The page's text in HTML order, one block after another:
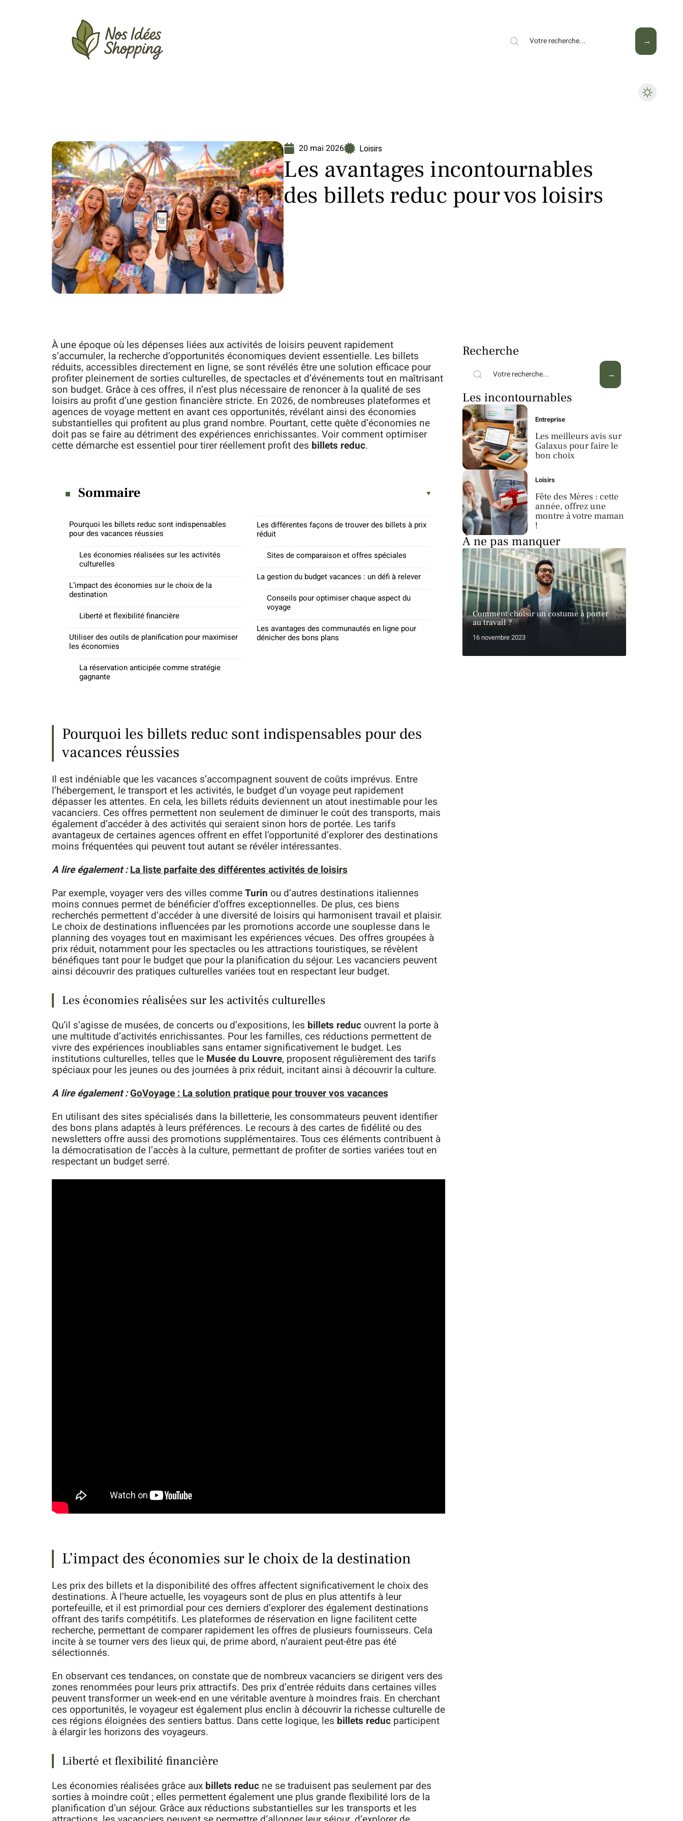
20 mai 2026 Loisirs
Les avantages incontournables
des billets reduc pour vos loisirs
À une époque où les dépenses liées aux activités de loisirs peuvent rapidement
s’accumuler, la recherche d’opportunités économiques devient essentielle. Les billets
réduits, accessibles directement en ligne, se sont révélés être une solution efficace pour
profiter pleinement de sorties culturelles, de spectacles et d’événements tout en maîtrisant
son budget. Grâce à ces offres, il n’est plus nécessaire de renoncer à la qualité de ses
loisirs au profit d’une gestion financière stricte. En 2026, de nombreuses plateformes et
agences de voyage mettent en avant ces opportunités, révélant ainsi des économies
substantielles qui profitent au plus grand nombre. Pourtant, cette quête d’économies ne
doit pas se faire au détriment des expériences enrichissantes. Voir comment optimiser
cette démarche est essentiel pour tirer réellement profit des billets reduc.
Sommaire
Pourquoi les billets reduc sont indispensables
pour des vacances réussies
Les économies réalisées sur les activités
culturelles
L’impact des économies sur le choix de la
destination
Liberté et flexibilité financière
Utiliser des outils de planification pour maximiser
les économies
La réservation anticipée comme stratégie
gagnante
Les différentes façons de trouver des billets à prix
réduit
Sites de comparaison et offres spéciales
La gestion du budget vacances : un défi à relever
Conseils pour optimiser chaque aspect du
voyage
Les avantages des communautés en ligne pour
dénicher des bons plans
Pourquoi les billets reduc sont indispensables pour des
vacances réussies
Il est indéniable que les vacances s’accompagnent souvent de coûts imprévus. Entre
l’hébergement, le transport et les activités, le budget d’un voyage peut rapidement
dépasser les attentes. En cela, les billets réduits deviennent un atout inestimable pour les
vacanciers. Ces offres permettent non seulement de diminuer le coût des transports, mais
également d’accéder à des activités qui seraient sinon hors de portée. Les tarifs
avantageux de certaines agences offrent en effet l’opportunité d’explorer des destinations
moins fréquentées qui peuvent tout autant se révéler intéressantes.
A lire également :La liste parfaite des différentes activités de loisirs
Par exemple, voyager vers des villes commeTurin ou d’autres destinations italiennes
moins connues permet de bénéficier d’offres exceptionnelles. De plus, ces biens
recherchés permettent d’accéder à une diversité de loisirs qui harmonisent travail et plaisir.
Le choix de destinations influencées par les promotions accorde une souplesse dans le
planning des voyages tout en maximisant les expériences vécues. Des offres groupées à
prix réduit, notamment pour les spectacles ou les attractions touristiques, se révèlent
bénéfiques tant pour le budget que pour la planification du séjour. Les vacanciers peuvent
ainsi découvrir des pratiques culturelles variées tout en respectant leur budget.
Les économies réalisées sur les activités culturelles
Qu’il s’agisse de musées, de concerts ou d’expositions, les billets reduc ouvrent la porte à
une multitude d’activités enrichissantes. Pour les familles, ces réductions permettent de
vivre des expériences inoubliables sans entamer significativement le budget. Les
institutions culturelles, telles que le Musée du Louvre, proposent régulièrement des tarifs
spéciaux pour les jeunes ou des journées à prix réduit, incitant ainsi à découvrir la culture.
A lire également :GoVoyage : La solution pratique pour trouver vos vacances
En utilisant des sites spécialisés dans la billetterie, les consommateurs peuvent identifier
des bons plans adaptés à leurs préférences. Le recours à des cartes de fidélité ou des
newsletters offre aussi des promotions supplémentaires. Tous ces éléments contribuent à
la démocratisation de l’accès à la culture, permettant de profiter de sorties variées tout en
respectant un budget serré.
L’impact des économies sur le choix de la destination
Les prix des billets et la disponibilité des offres affectent significativement le choix des
destinations. À l’heure actuelle, les voyageurs sont de plus en plus attentifs à leur
portefeuille, et il est primordial pour ces derniers d’explorer des également destinations
offrant des tarifs compétitifs. Les plateformes de réservation en ligne facilitent cette
recherche, permettant de comparer rapidement les offres de plusieurs fournisseurs. Cela
incite à se tourner vers des lieux qui, de prime abord, n’auraient peut-être pas été
sélectionnés.
En observant ces tendances, on constate que de nombreux vacanciers se dirigent vers des
zones renommées pour leurs prix attractifs. Des prix d’entrée réduits dans certaines villes
peuvent transformer un week-end en une véritable aventure à moindres frais. En cherchant
ces opportunités, le voyageur est également plus enclin à découvrir la richesse culturelle de
ces régions éloignées des sentiers battus. Dans cette logique, les billets reduc participent
à élargir les horizons des voyageurs.
Liberté et flexibilité financière
Les économies réalisées grâce aux billets reduc ne se traduisent pas seulement par des
sorties à moindre coût ; elles permettent également une plus grande flexibilité lors de la
planification d’un séjour. Grâce aux réductions substantielles sur les transports et les
Recherche
Les incontournables
Entreprise
Les meilleurs avis sur
Galaxus pour faire le
bon choix
Loisirs
Fête des Mères : cette
année, offrez une
montre à votre maman
!
À ne pas manquer
Comment choisir un costume à porter
au travail ?
16 novembre 2023